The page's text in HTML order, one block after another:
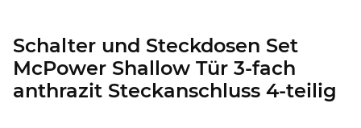
Schalter und Steckdosen Set
McPower Shallow Tür 3-fach
anthrazit Steckanschluss 4-teilig